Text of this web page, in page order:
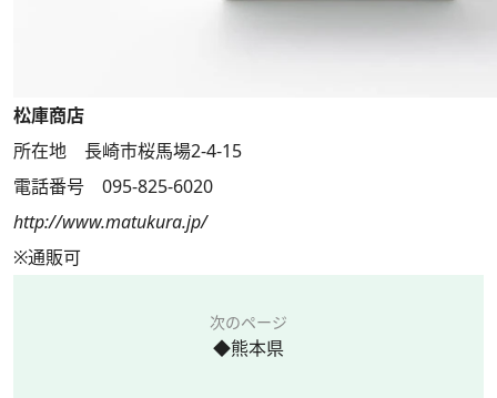
松庫商店
所在地 長崎市桜馬場2-4-15
電話番号 095-825-6020
http://www.matukura.jp/
※通販可
次のページ
◆熊本県